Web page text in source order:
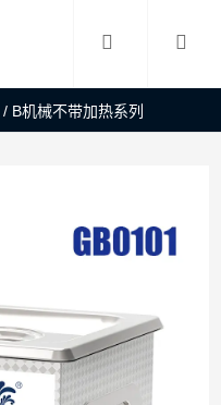
/ B机械不带加热系列